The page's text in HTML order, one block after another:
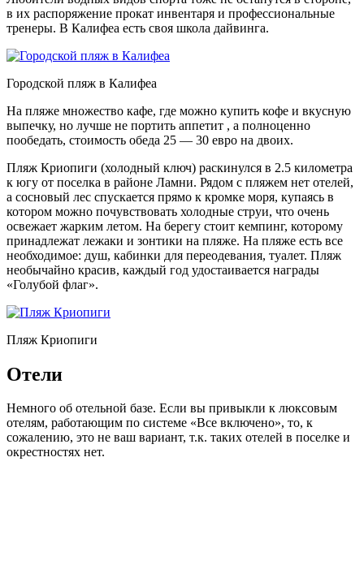
в их распоряжение прокат инвентаря и профессиональные
тренеры. В Калифеа есть своя школа дайвинга.
Городской пляж в Калифеа
На пляже множество кафе, где можно купить кофе и вкусную
выпечку, но лучше не портить аппетит , а полноценно
пообедать, стоимость обеда 25 — 30 евро на двоих.
Пляж Криопиги (холодный ключ) раскинулся в 2.5 километра
к югу от поселка в районе Ламни. Рядом с пляжем нет отелей,
а сосновый лес спускается прямо к кромке моря, купаясь в
котором можно почувствовать холодные струи, что очень
освежает жарким летом. На берегу стоит кемпинг, которому
принадлежат лежаки и зонтики на пляже. На пляже есть все
необходимое: душ, кабинки для переодевания, туалет. Пляж
необычайно красив, каждый год удостаивается награды
«Голубой флаг».
Пляж Криопиги
Отели
Немного об отельной базе. Если вы привыкли к люксовым
отелям, работающим по системе «Все включено», то, к
сожалению, это не ваш вариант, т.к. таких отелей в поселке и
окрестностях нет.